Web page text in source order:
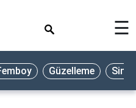
☰
Güzelleme